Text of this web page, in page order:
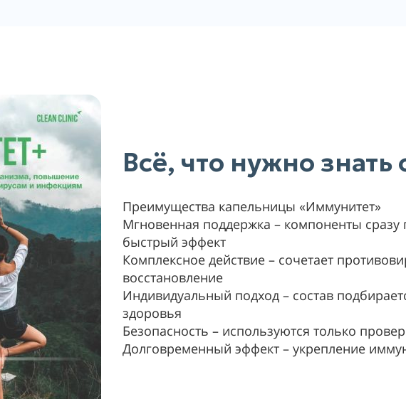
Всё, что нужно
Преимущества капельницы «Иммунитет»
Мгновенная поддержка – компоненты сразу
быстрый эффект
Комплексное действие – сочетает
восстановление
Индивидуальный подход – состав
здоровья
Безопасность – используются только
Долговременный эффект – укрепление